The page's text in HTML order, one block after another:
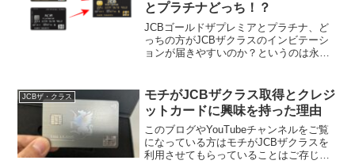
とプラチナどっち！？
JCBゴールドザプレミアとプラチナ、ど
っちの方がJCBザクラスのインビテーシ
ョンが届きやすいのか？というのは永遠
っちの方が可能性が高いのか、またどの
ような違いが...
JCBザ・クラス
モチがJCBザクラス取得とクレジ
ットカードに興味を持った理由
このブログやYouTubeチャンネルをご覧
になっている方はモチがJCBザクラスを
利用させてもらっていることはご存じの